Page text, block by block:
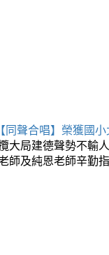
聲合唱】榮獲國
大局建德聲勢不輸
師及純恩老師辛勤